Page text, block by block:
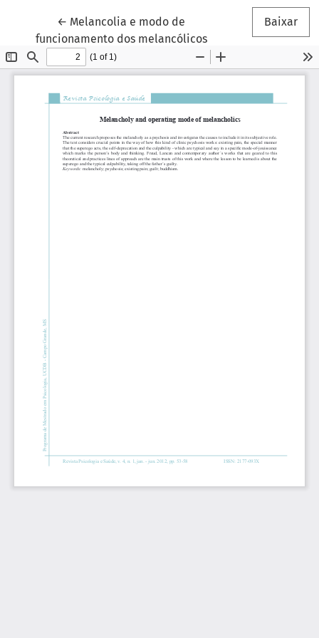
← Voltar aos Detalhes do Artigo
Melancolia e modo de
funcionamento dos melancólicos
Baixar